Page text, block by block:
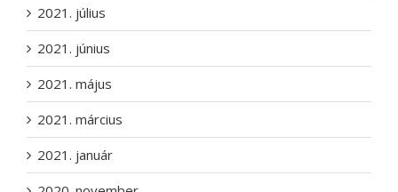
2021. július
2021. június
2021. május
2021. március
2021. január